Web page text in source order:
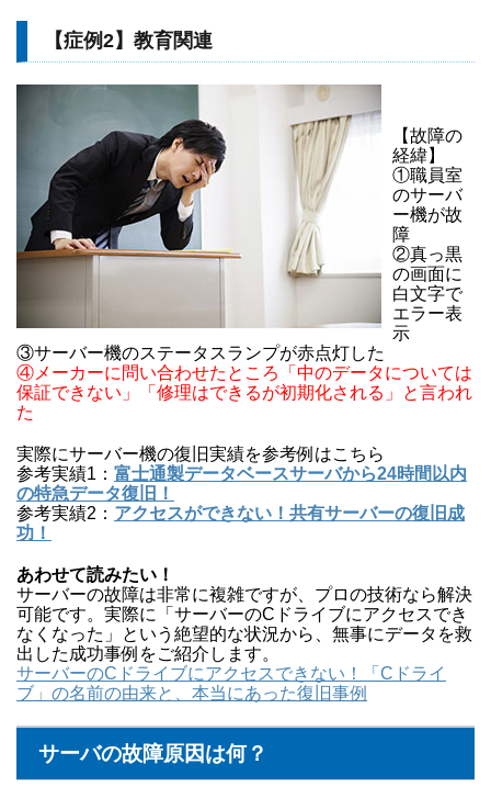
【症例2】教育関連
【故障の
経緯】
①職員室
のサーバ
ー機が故
障
②真っ黒
の画面に
白文字で
エラー表
示
③サーバー機のステータスランプが赤点灯した
④メーカーに問い合わせたところ「中のデータについては
保証できない」「修理はできるが初期化される」と言われ
た
実際にサーバー機の復旧実績を参考例はこちら
参考実績1： 富士通製データベースサーバから24時間以内
の特急データ復旧！
参考実績2： アクセスができない！共有サーバーの復旧成
功！
あわせて読みたい！
サーバーの故障は非常に複雑ですが、プロの技術なら解決
可能です。実際に「サーバーのCドライブにアクセスでき
なくなった」という絶望的な状況から、無事にデータを救
出した成功事例をご紹介します。
サーバーのCドライブにアクセスできない！「Cドライ
ブ」の名前の由来と、本当にあった復旧事例
サーバの故障原因は何？